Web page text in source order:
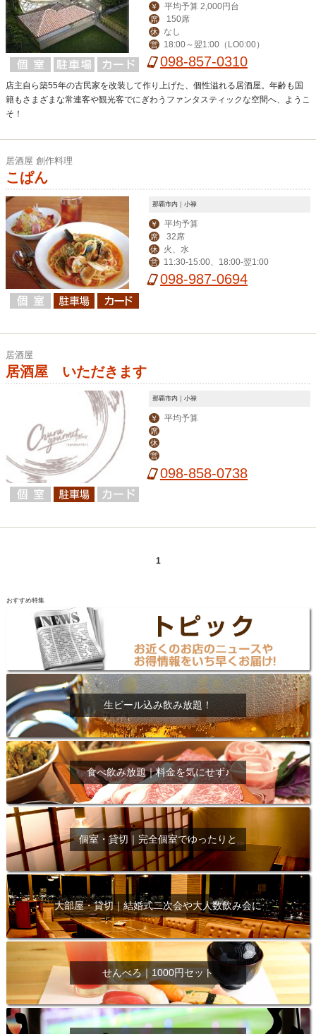
￥ 平均予算 2,000円台
席 150席
休 なし
営 18:00～翌1:00（LO0:00）
098-857-0310
店主自ら築55年の古民家を改装して作り上げた、個性溢れる居酒屋。年齢も国
籍もさまざまな常連客や観光客でにぎわうファンタスティックな空間へ、ようこ
そ！
居酒屋 創作料理
こぱん
那覇市内｜小禄
￥ 平均予算
席 32席
休 火、水
営 11:30-15:00、18:00-翌1:00
098-987-0694
居酒屋
居酒屋 いただきます
那覇市内｜小禄
￥ 平均予算
席
休
営
098-858-0738
1
おすすめ特集
生ビール込み飲み放題！
食べ飲み放題｜料金を気にせず♪
個室・貸切｜完全個室でゆったりと
大部屋・貸切｜結婚式二次会や大人数飲み会に
せんべろ｜1000円セット